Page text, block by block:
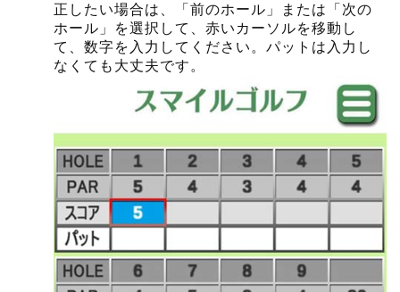
正したい場合は、「前のホール」または「次の
ホール」を選択して、赤いカーソルを移動し
て、数字を入力してください。パットは入力し
なくても大丈夫です。